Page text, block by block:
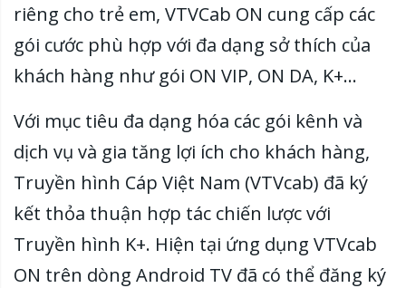
riêng cho trẻ em, VTVCab ON cung cấp các
gói cước phù hợp với đa dạng sở thích của
khách hàng như gói ON VIP, ON DA, K+…
Với mục tiêu đa dạng hóa các gói kênh và
dịch vụ và gia tăng lợi ích cho khách hàng,
Truyền hình Cáp Việt Nam (VTVcab) đã ký
kết thỏa thuận hợp tác chiến lược với
Truyền hình K+. Hiện tại ứng dụng VTVcab
ON trên dòng Android TV đã có thể đăng ký